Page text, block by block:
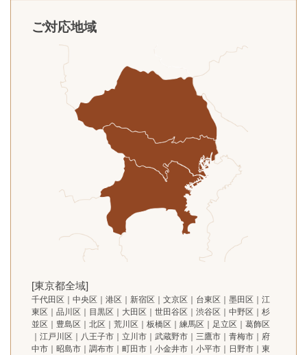
ご対応地域
[東京都全域]
千代田区｜中央区｜港区｜新宿区｜文京区｜台東区｜墨田区｜江
東区｜品川区｜目黒区｜大田区｜世田谷区｜渋谷区｜中野区｜杉
並区｜豊島区｜北区｜荒川区｜板橋区｜練馬区｜足立区｜葛飾区
｜江戸川区｜八王子市｜立川市｜武蔵野市｜三鷹市｜青梅市｜府
中市｜昭島市｜調布市｜町田市｜小金井市｜小平市｜日野市｜東